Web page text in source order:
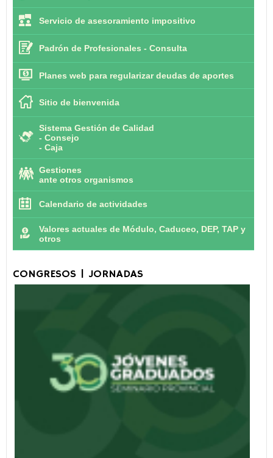
Servicio de asesoramiento impositivo
Padrón de Profesionales - Consulta
Planes web para regularizar deudas de aportes
Sitio de bienvenida
Sistema Gestión de Calidad
- Consejo
- Caja
Gestiones
ante otros organismos
Calendario de actividades
Valores actuales de Módulo, Caduceo, DEP, TAP y
otros
CONGRESOS | JORNADAS